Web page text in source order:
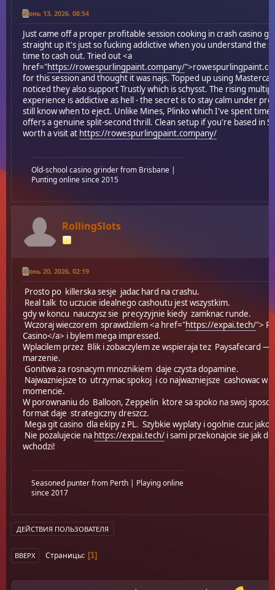
Июнь 13, 2026, 08:54
Just came off a proper profitable session cooking in crash casino
straight up it's just so fucking addictive when you understand the
time to cash out. Tried out <a
href="https://rowespurlingpaint.company/
for this session and thought it was najs. Topped up using
noticed they also support Trustly which is schysst. The rising
experience is addictive as hell - the secret is to stay calm under
still know when to eject. Unlike Mines, Plinko which I've spent time
offers a genuine split-second thrill. Clean setup if you're based in
worth a visit at https://rowespurlingpaint.company/
Old-school casino grinder from Brisbane |
Punting online since 2015
RollingSlots
Июнь 20, 2026, 02:19
Prosto po killerska sesje jadac hard na crashu.
Real talk to uczucie idealnego cashoutu jest wszystkim.
gdy w koncu nauczysz sie precyzyjnie kiedy zamknac runde.
Wczoraj wieczorem sprawdzilem <a href="https://expai.tech/">
Casino</a> i bylem mega impressed.
Wplacilem przez Blik i zobaczylem ze wspieraja tez Paysafecard —
marzenie.
Gonitwa za rosnacym mnoznikiem daje czysta dopamine.
Najwazniejsze to utrzymac spokoj i co najwazniejsze cashowac w
momencie.
W porownaniu do Balloon, Zeppelin ktore sa spoko na swoj
format daje strategiczny dreszcz.
Mega git casino dla ekipy z PL. Szybkie wyplaty i ogolnie czuc
Nie pozalujecie na https://expai.tech/ i sami przekonajcie sie jak
wchodzi!
Seasoned punter from Perth | Playing online
since 2017
ДЕЙСТВИЯ ПОЛЬЗОВАТЕЛЯ
ВВЕРХ Страницы 1